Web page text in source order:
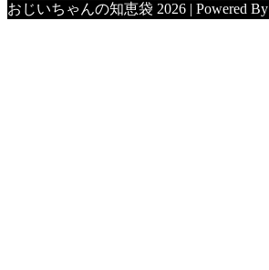
おじいちゃんの知恵袋 2026 | Powered By